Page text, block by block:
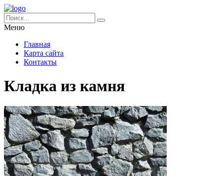
Меню
Главная
Карта сайта
Контакты
Кладка из камня